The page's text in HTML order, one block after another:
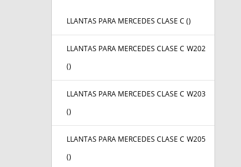
LLANTAS PARA MERCEDES CLASE C ()
LLANTAS PARA MERCEDES CLASE C W202
()
LLANTAS PARA MERCEDES CLASE C W203
()
LLANTAS PARA MERCEDES CLASE C W205
()